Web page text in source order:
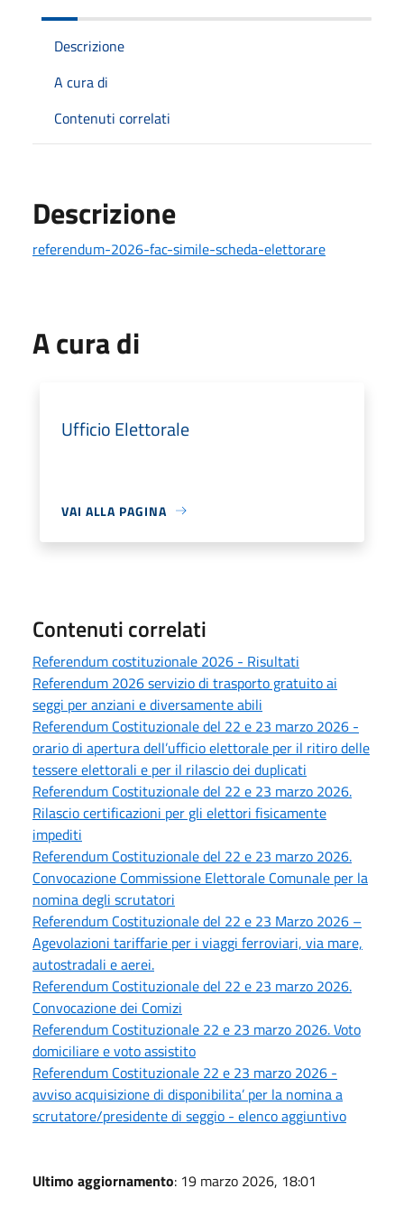
Descrizione
A cura di
Contenuti correlati
Descrizione
referendum-2026-fac-simile-scheda-elettorare
A cura di
Ufficio Elettorale
VAI ALLA PAGINA
Contenuti correlati
Referendum costituzionale 2026 - Risultati
Referendum 2026 servizio di trasporto gratuito ai
seggi per anziani e diversamente abili
Referendum Costituzionale del 22 e 23 marzo 2026 -
orario di apertura dell’ufficio elettorale per il ritiro delle
tessere elettorali e per il rilascio dei duplicati
Referendum Costituzionale del 22 e 23 marzo 2026.
Rilascio certificazioni per gli elettori fisicamente
impediti
Referendum Costituzionale del 22 e 23 marzo 2026.
Convocazione Commissione Elettorale Comunale per la
nomina degli scrutatori
Referendum Costituzionale del 22 e 23 Marzo 2026 –
Agevolazioni tariffarie per i viaggi ferroviari, via mare,
autostradali e aerei.
Referendum Costituzionale del 22 e 23 marzo 2026.
Convocazione dei Comizi
Referendum Costituzionale 22 e 23 marzo 2026. Voto
domiciliare e voto assistito
Referendum Costituzionale 22 e 23 marzo 2026 -
avviso acquisizione di disponibilita’ per la nomina a
scrutatore/presidente di seggio - elenco aggiuntivo
Ultimo aggiornamento: 19 marzo 2026, 18:01